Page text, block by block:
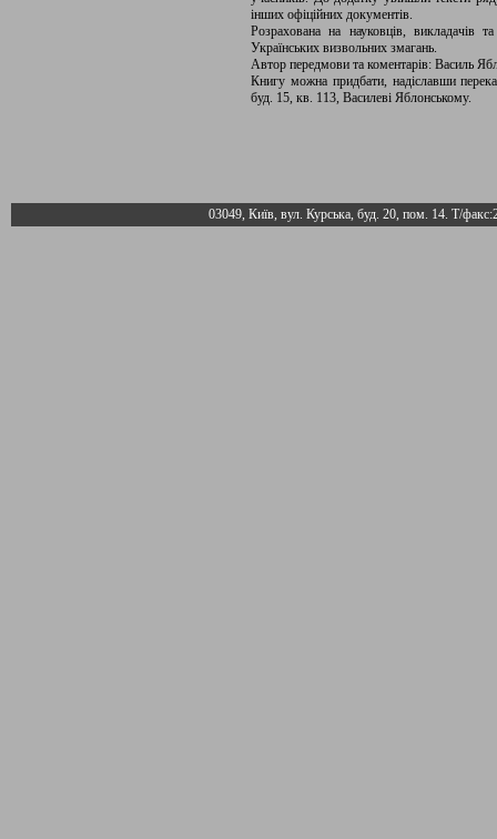
інших офіційних документів.
Розрахована на науковців, викладачів
Українських визвольних змагань.
Автор передмови та коментарів: Василь
Книгу можна придбати, надіславши
буд. 15, кв. 113, Василеві Яблонському.
03049, Київ, вул. Курська, буд. 20, пом. 14. Т/